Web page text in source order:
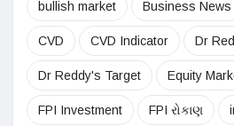
bullish market Business News
CVD CVD Indicator Dr
Dr Reddy's Target Equity
FPI Investment FPI રોકાણ